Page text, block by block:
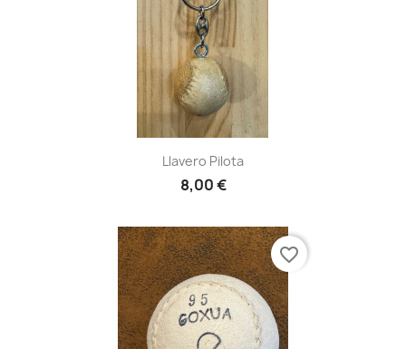
Llavero Pilota
8,00 €
favorite_border